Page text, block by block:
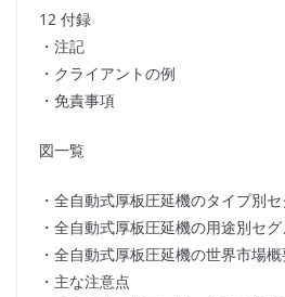
12 付録
・注記
・クライアントの例
・免責事項
図一覧
・全自動式厚板圧延機のタイプ別セ
・全自動式厚板圧延機の用途別セグ
・全自動式厚板圧延機の世界市場
・主な注意点